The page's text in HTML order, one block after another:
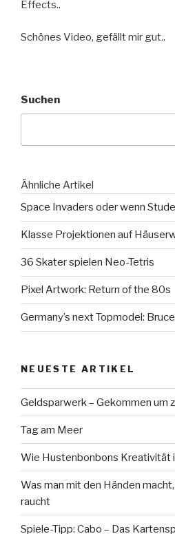
Effects..
Schönes Video, gefällt mir gut..
Suchen
Ähnliche Artikel
Space Invaders oder wenn
Klasse Projektionen auf
36 Skater spielen Neo-Tetris
Pixel Artwork: Return of the 80s
Germany’s next Topmodel:
NEUESTE ARTIKEL
Geldsparwerk – Gekommen um
Tag am Meer
Wie Hustenbonbons Kreativität
Was man mit den Händen
raucht
Spiele-Tipp: Cabo – Das